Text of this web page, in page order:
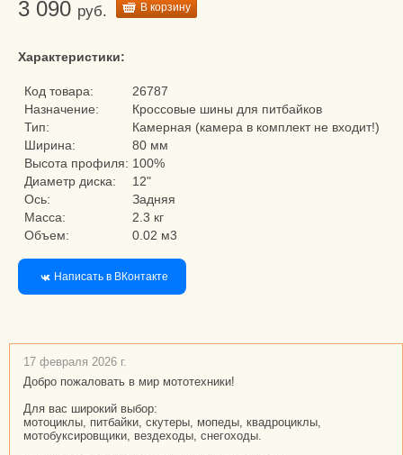
3 090 руб. В корзину
Характеристики:
Код товара:
26787
Назначение:
Кроссовые шины для питбайков
Тип:
Камерная (камера в комплект не входит!)
Ширина:
80 мм
Высота профиля: 100%
Диаметр диска:
12"
Ось:
Задняя
Масса:
2.3 кг
Объем:
0.02 м3
Написать в ВКонтакте
17 февраля 2026 г.
Добро пожаловать в мир мототехники!
Для вас широкий выбор:
мотоциклы, питбайки, скутеры, мопеды, квадроциклы,
мотобуксировщики, вездеходы, снегоходы.